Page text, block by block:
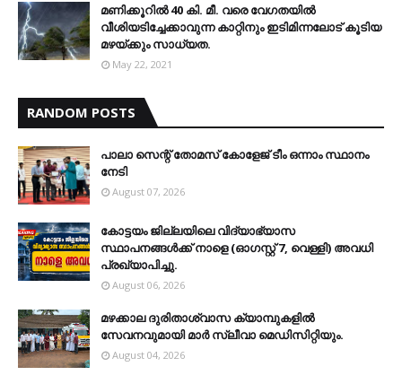
മണിക്കൂറിൽ 40 കി. മീ. വരെ വേഗതയിൽ
വീശിയടിച്ചേക്കാവുന്ന കാറ്റിനും ഇടിമിന്നലോട് കൂടിയ
മഴയ്ക്കും സാധ്യത.
May 22, 2021
RANDOM POSTS
പാലാ സെന്റ് തോമസ് കോളേജ് ടീം ഒന്നാം സ്ഥാനം
നേടി
August 07, 2026
കോട്ടയം ജില്ലയിലെ വിദ്യാഭ്യാസ
സ്ഥാപനങ്ങള്‍ക്ക് നാളെ (ഓഗസ്റ്റ് 7, വെള്ളി) അവധി
പ്രഖ്യാപിച്ചു.
August 06, 2026
മഴക്കാല ദുരിതാശ്വാസ ക്യാമ്പുകളിൽ
സേവനവുമായി മാർ സ്ലീവാ മെഡിസിറ്റിയും.
August 04, 2026